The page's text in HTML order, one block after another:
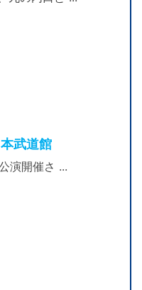
武道館
演開催さ ...